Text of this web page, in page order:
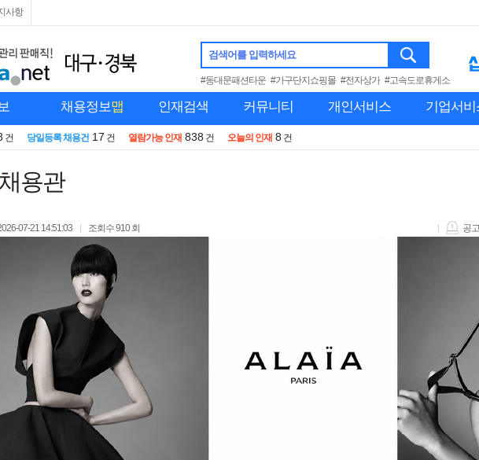
사항
검색어를 입력하세요
#동대문패션타운 #가구단지쇼핑몰 #전자상가 #고속도로휴게소
채용정보맵 인재검색 커뮤니티 개인서비스 기업서비
건 당일등록 채용건 17 건 열람가능 인재 838 건 오늘의 인재 8 건
채용관
07-21 14:51:03 조회수910 회 공